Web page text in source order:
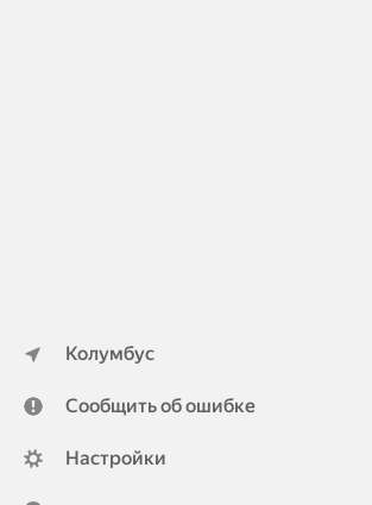
Колумбус
Сообщить об ошибке
Настройки